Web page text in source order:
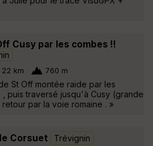
Cusy par les combes !!
22 km 760 m
St Off montée raide par les
, puis traversé jusqu'à Cusy (grande
retour par la voie romaine . »
Corsuet Trévignin